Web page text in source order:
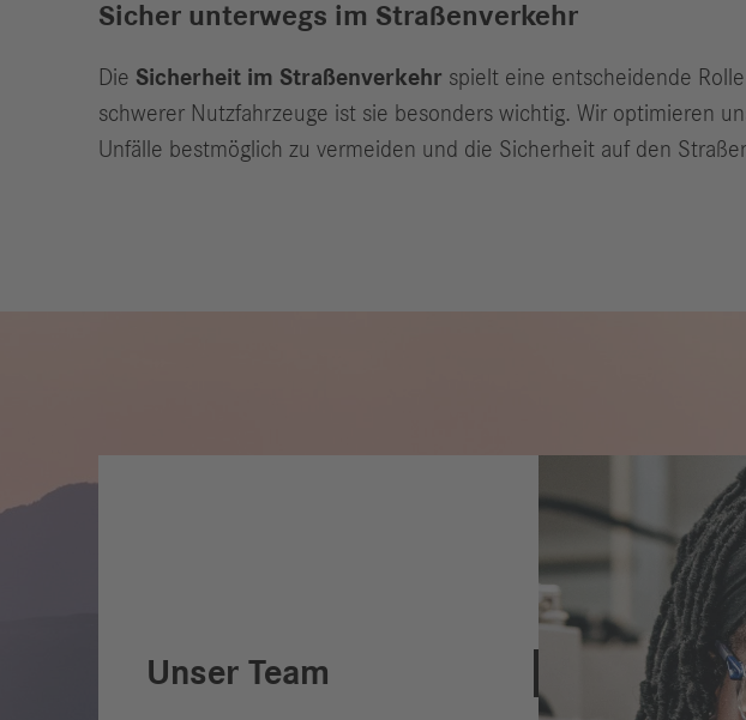
Sicher unterwegs im Straßenverkehr
Die Sicherheit im Straßenverkehr spielt eine entscheidende
schwerer Nutzfahrzeuge ist sie besonders wichtig. Wir optimieren
Unfälle bestmöglich zu vermeiden und die Sicherheit auf den
Unser Team